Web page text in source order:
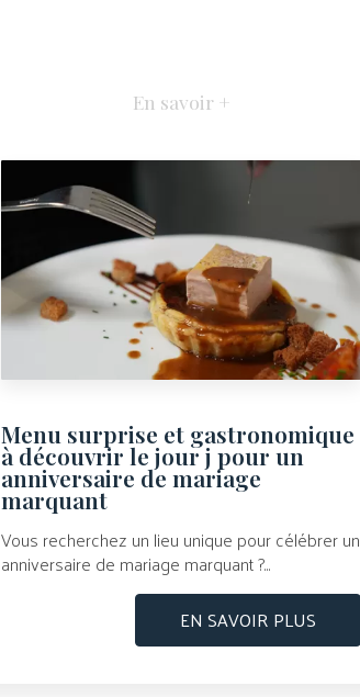
En savoir +
Menu surprise et gastronomique
à découvrir le jour j pour un
anniversaire de mariage
marquant
Vous recherchez un lieu unique pour célébrer un
anniversaire de mariage marquant ?...
EN SAVOIR PLUS